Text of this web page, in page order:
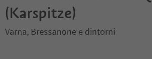
(Karspitze)
Varna, Bressanone e dintorni